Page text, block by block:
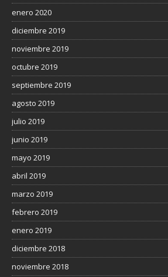
enero 2020
diciembre 2019
noviembre 2019
octubre 2019
septiembre 2019
agosto 2019
julio 2019
junio 2019
mayo 2019
abril 2019
marzo 2019
febrero 2019
enero 2019
diciembre 2018
noviembre 2018